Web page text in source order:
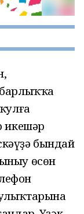
икешәр
бындай
өсөн